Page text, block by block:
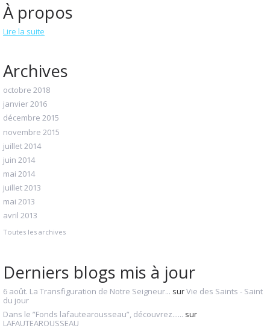
À propos
Lire la suite
Archives
octobre 2018
janvier 2016
décembre 2015
novembre 2015
juillet 2014
juin 2014
mai 2014
juillet 2013
mai 2013
avril 2013
Toutes les archives
Derniers blogs mis à jour
6 août. La Transfiguration de Notre Seigneur... surVie des Saints - Saint
du jour
Dans le ”Fonds lafautearousseau”, découvrez...... sur
LAFAUTEAROUSSEAU